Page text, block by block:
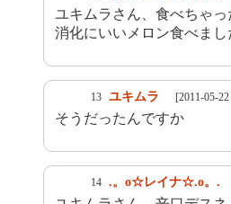
ユキムラさん、食べちゃっ
消化にいいメロン食べまし
13 ユキムラ [2011-05-
そうだったんですか
14 .。o☆レイナ☆.o。.